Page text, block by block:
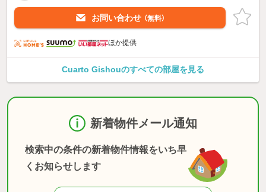
お問い合わせ （無料）
ほか提供
Cuarto Gishouのすべての部屋を見る
新着物件メール通知
検索中の条件の新着物件情報をいち早
くお知らせします